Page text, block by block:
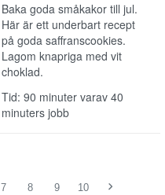
Baka goda småkakor till jul.
Här är ett underbart recept
på goda saffranscookies.
Lagom knapriga med vit
choklad.
Tid: 90 minuter varav 40
minuters jobb
7 8 9 10